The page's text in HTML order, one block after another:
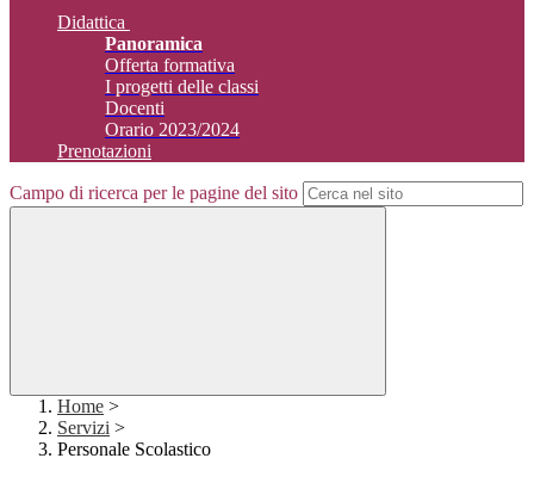
Didattica
Panoramica
Offerta formativa
I progetti delle classi
Docenti
Orario 2023/2024
Prenotazioni
Campo di ricerca per le pagine del sito
Home >
Servizi >
Personale Scolastico